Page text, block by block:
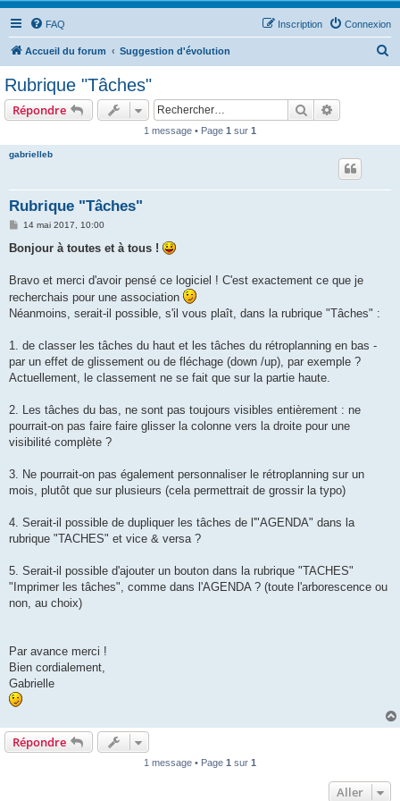
FAQ Connexion
Inscription
Accueil du forum Suggestion d'évolution
Rubrique "Tâches"
Répondre Rechercher
1 message • Page 1 sur 1
gabrielleb
Rubrique "Tâches"
M
s
g
14 mai 2017, 10:00
Bonjour à toutes et à tous !
Bravo et merci d'avoir pensé ce logiciel ! C'est exactement ce que je
recherchais pour une association
Néanmoins, serait-il possible, s'il vous plaît, dans la rubrique "Tâches" :
1. de classer les tâches du haut et les tâches du rétroplanning en bas -
par un effet de glissement ou de fléchage (down /up), par exemple ?
Actuellement, le classement ne se fait que sur la partie haute.
2. Les tâches du bas, ne sont pas toujours visibles entièrement : ne
pourrait-on pas faire faire glisser la colonne vers la droite pour une
visibilité complète ?
3. Ne pourrait-on pas également personnaliser le rétroplanning sur un
mois, plutôt que sur plusieurs (cela permettrait de grossir la typo)
4. Serait-il possible de dupliquer les tâches de l'"AGENDA" dans la
rubrique "TACHES" et vice & versa ?
5. Serait-il possible d'ajouter un bouton dans la rubrique "TACHES"
"Imprimer les tâches", comme dans l'AGENDA ? (toute l'arborescence ou
non, au choix)
Par avance merci !
Bien cordialement,
Gabrielle
Répondre
1 message • Page 1 sur 1
Aller